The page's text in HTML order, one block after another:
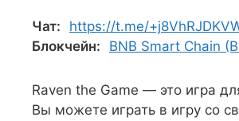
Чат:
https://t.me/
Блокчейн:
BNB Smart Chain
Raven the Game — это игра
Вы можете играть в игру со